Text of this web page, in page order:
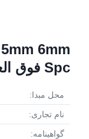
Spc فوق العاده ضد لغزش
محل مبدا:
نام تجاری:
گواهینامه: